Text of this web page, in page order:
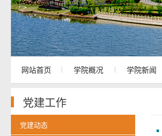
网站首页 学院概况 学院新闻
党建工作
党建动态